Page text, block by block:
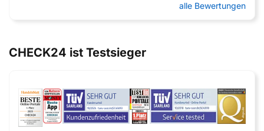
alle Bewertungen
CHECK24 ist Testsieger